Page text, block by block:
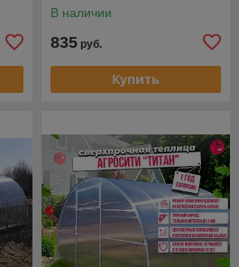
В наличии
835 руб.
Купить